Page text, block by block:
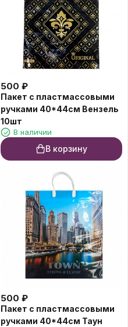
500 ₽
Пакет с пластмассовыми
ручками 40*44см Вензель
10шт
В наличии
В корзину
500 ₽
Пакет с пластмассовыми
ручками 40*44см Таун